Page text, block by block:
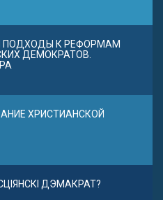
ПОДХОДЫ К РЕФОРМАМ
ДЕМОКРАТОВ.
ХРИСТИАНСКОЙ
ДЭМАКРАТ?